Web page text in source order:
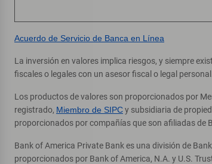
Acuerdo de Servicio de Banca en Línea
La inversión en valores implica riesgos, y siempre
fiscales o legales con un asesor fiscal o legal personal.
Los productos de valores son proporcionados por
registrado, Miembro de SIPCy subsidiaria de
proporcionados por compañías que son afiliadas de
Bank of America Private Bank es una división de
proporcionados por Bank of America, N.A. y U.S.